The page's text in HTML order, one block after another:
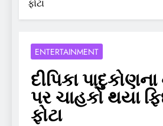
ફોટા
ENTERTAINMENT
દીપિકા
પર ચાહકો થયા
ફોટા